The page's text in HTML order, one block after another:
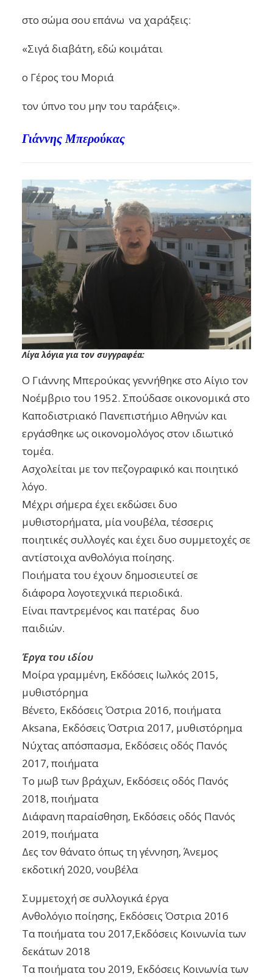
στο σώμα σου επάνω να χαράξεις:
«Σιγά διαβάτη, εδώ κοιμάται
ο Γέρος του Μοριά
τον ύπνο του μην του ταράξεις».
Γιάννης Μπερούκας
Λίγα λόγια για τον συγγραφέα:
Ο Γιάννης Μπερούκας γεννήθηκε στο Αίγιο τον
Νοέμβριο του 1952. Σπούδασε οικονομικάστο
Καποδιστριακό Πανεπιστήμιο Αθηνών και
εργάσθηκε ως οικονομολόγος στον ιδιωτικό
τομέα.
Ασχολείται με τον πεζογραφικό και ποιητικό
λόγο.
Μέχρι σήμερα έχει εκδώσει δυο
μυθιστορήματα, μία νουβέλα, τέσσερις
ποιητικές συλλογές και έχει δυο συμμετοχές σε
αντίστοιχα ανθολόγια ποίησης.
Ποιήματα του έχουν δημοσιευτεί σε
διάφοραλογοτεχνικά περιοδικά.
Είναι παντρεμένος και πατέρας δυο
παιδιών.
Έργα του ιδίου
Μοίρα γραμμένη, Εκδόσεις Ιωλκός 2015,
μυθιστόρημα
Βένετο, Εκδόσεις Όστρια 2016, ποιήματα
Aksana, Εκδόσεις Όστρια 2017, μυθιστόρημα
Νύχτας απόσπασμα, Εκδόσεις οδός Πανός
2017, ποιήματα
Το μωβ των βράχων, Εκδόσεις οδός Πανός
2018, ποιήματα
Διάφανη παραίσθηση, Εκδόσεις οδός Πανός
2019, ποιήματα
Δες τον θάνατο όπως τη γέννηση, Άνεμος
εκδοτική 2020, νουβέλα
Συμμετοχή σε συλλογικά έργα
Ανθολόγιο ποίησης, Εκδόσεις Όστρια 2016
Τα ποιήματα του 2017,Εκδόσεις Κοινωνία των
δεκάτων 2018
Τα ποιήματα του 2019, Εκδόσεις Κοινωνία των